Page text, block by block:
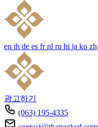
en th de es fr nl ru hi ja ko zh
광고하기
(063) 195-4335